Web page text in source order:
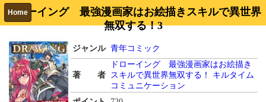
Home
ドローイング 最強漫画家はお絵描きスキルで異世界
無双する！3
ジャンル 青年コミック
著 者
ドローイング 最強漫画家はお絵描き
スキルで異世界無双する！
キルタイム
コミュニケーション